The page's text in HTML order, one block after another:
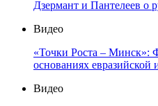
Дзермант и Пантелеев о
Видео
«Точки Роста – Минск»:
основаниях евразийской
Видео